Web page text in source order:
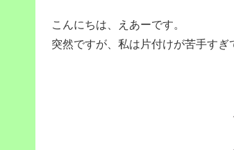
こんにちは、えあーです。
突然ですが、私は片付けが苦手すぎ